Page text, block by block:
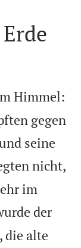
Himmel:
gegen
seine
nicht,
im
der
die alte